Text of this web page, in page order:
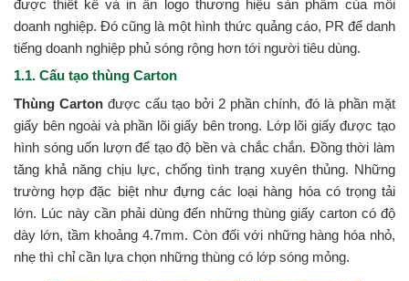
được thiết kế và in ấn logo thương hiệu sản phẩm của mỗi
doanh nghiệp. Đó cũng là một hình thức quảng cáo, PR để danh
tiếng doanh nghiệp phủ sóng rộng hơn tới người tiêu dùng.
1.1. Cấu tạo thùng Carton
Thùng Carton được cấu tạo bởi 2 phần chính, đó là phần mặt
giấy bên ngoài và phần lõi giấy bên trong. Lớp lõi giấy được tạo
hình sóng uốn lượn để tạo độ bền và chắc chắn. Đồng thời làm
tăng khả năng chịu lực, chống tình trạng xuyên thủng. Những
trường hợp đặc biệt như đựng các loại hàng hóa có trọng tải
lớn. Lúc này cần phải dùng đến những thùng giấy carton có độ
dày lớn, tầm khoảng 4.7mm. Còn đối với những hàng hóa nhỏ,
nhẹ thì chỉ cần lựa chọn những thùng có lớp sóng mỏng.